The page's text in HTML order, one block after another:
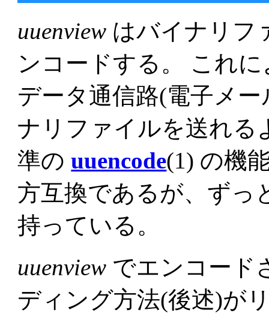
uuenview はバイナリフ
ンコードする。 これ
データ通信路(電子メー
ナリファイルを送れ
準のuuencode(1) の機
方互換であるが、ずっ
持っている。
uuenview でエンコード
ディング方法(後述)が